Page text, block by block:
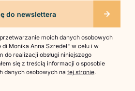
moich danych osobowych
di Monika Anna Szredel" w celu i w
do realizacji obsługi niniejszego
się z treścią informacji o sposobie
danych osobowych na tej stronie.